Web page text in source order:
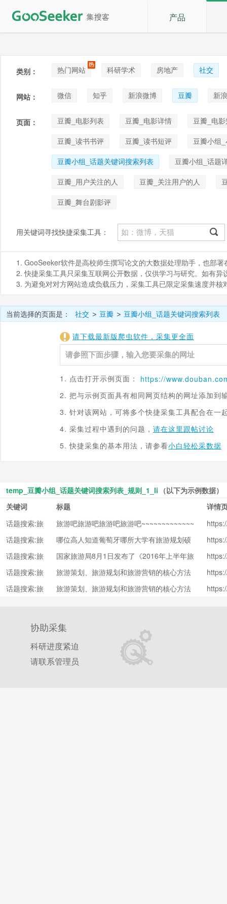
产品
类别： 热门网站 科研学术 房地产
社交
论坛贴吧
拍卖 音乐
网站： 微信 知乎 新浪微博 豆瓣
新
快手
喜马拉雅 小红书
页面： 豆瓣_电影列表 豆瓣_电影详情
豆瓣_电
豆瓣_读书书评
豆瓣_读书短评
豆瓣小组
豆瓣小组_话题关键词搜索列表
豆瓣小组_话题
豆瓣_用户关注的人
豆瓣_关注用户的人
豆瓣_舞台剧影评
用关键词寻找快捷采集工具：
1. GooSeeker软件是高校师生撰写论文的大数据处理助手，也部
2. 快捷采集工具只采集互联网公开数据，仅供学习与研究。如有
3. 为避免对对方网站造成负载压力，采集工具已限定采集速度并
当前选择的页面是： 社交 > 豆瓣 > 豆瓣小组_话题关键词搜索列表
请下载最新版爬虫软件，采集更全面
1. 点击打开示例页面： https://www.
2. 把与示例页面具有相同网页结构的网址添加到
3. 针对该网站，可将多个快捷采集工具配合在一
4. 采集过程中遇到的问题， 请在这里跟帖讨论
5. 快捷采集的基本用法，请参看小白轻松采数据
temp_豆瓣小组_话题关键词搜索列表_规则_1_li （以下为示例数据）
关键词
标题
详情
话题搜索:旅
游
旅游吧旅游吧旅游吧旅游吧~~~~~~~~~~~~~
~~~~~·
话题搜索:旅
游
哪位高人知道葡萄牙哪所大学有旅游规划硕
士专业，...
话题搜索:旅
游
国家旅游局8月1日发布了《2016年上半年旅
游统计数...
话题搜索:旅
游
旅游策划、旅游规划和旅游营销的核心方法
——十几...
话题搜索:旅
旅游策划、旅游规划和旅游营销的核心方法
协助采集
科研进度紧迫
请联系管理员